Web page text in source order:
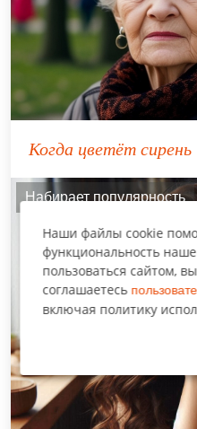
Когда цветёт сирень
Набирает популярность
Наши файлы cookie
функциональность
пользоваться сайтом,
соглашаетесь
включая политику